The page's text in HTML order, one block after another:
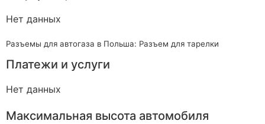
Нет данных
Разъемы для автогаза в Польша: Разъем для тарелки
Платежи и услуги
Нет данных
Максимальная высота автомобиля